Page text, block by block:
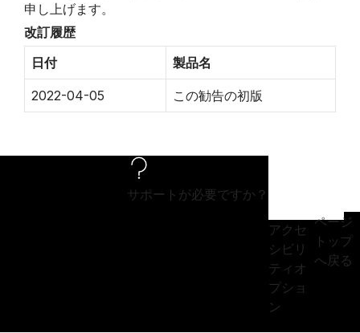
申し上げます。
改訂履歴
日付
製品名
2022-04-05 この勧告の初版
サポートが必要ですか？
アクセ
シビリ
ティオ
プショ
ン
ページ
トップ
へ戻る